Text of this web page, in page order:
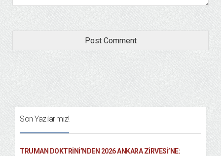
Son Yazılarımız!
TRUMAN DOKTRINI’NDEN 2026 ANKARA ZIRVESI’NE: